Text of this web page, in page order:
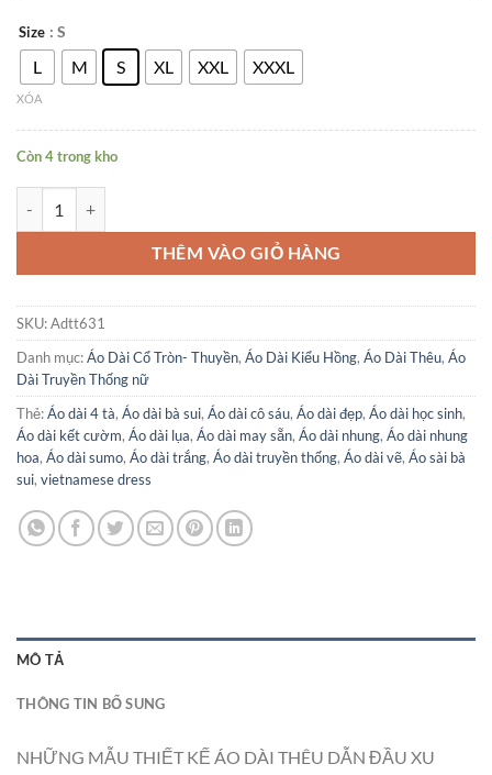
Size : S
L M S XL XXL XXXL
XÓA
Còn 4 trong kho
THÊM VÀO GIỎ HÀNG
SKU:Adtt631
Danh mục:Áo Dài Cổ Tròn- Thuyền, Áo Dài Kiểu Hồng, Áo Dài Thêu, Áo
Dài Truyền Thống nữ
Thẻ:Áo dài 4 tà, Áo dài bà sui, Áo dài cô sáu, Áo dài đẹp, Áo dài học sinh,
Áo dài kết cườm, Áo dài lụa, Áo dài may sẵn, Áo dài nhung, Áo dài nhung
hoa, Áo dài sumo, Áo dài trắng, Áo dài truyền thống, Áo dài vẽ, Áo sài bà
sui, vietnamese dress
MÔ TẢ
THÔNG TIN BỔ SUNG
NHỮNG MẪU THIẾT KẾ ÁO DÀI THÊU DẪN ĐẦU XU